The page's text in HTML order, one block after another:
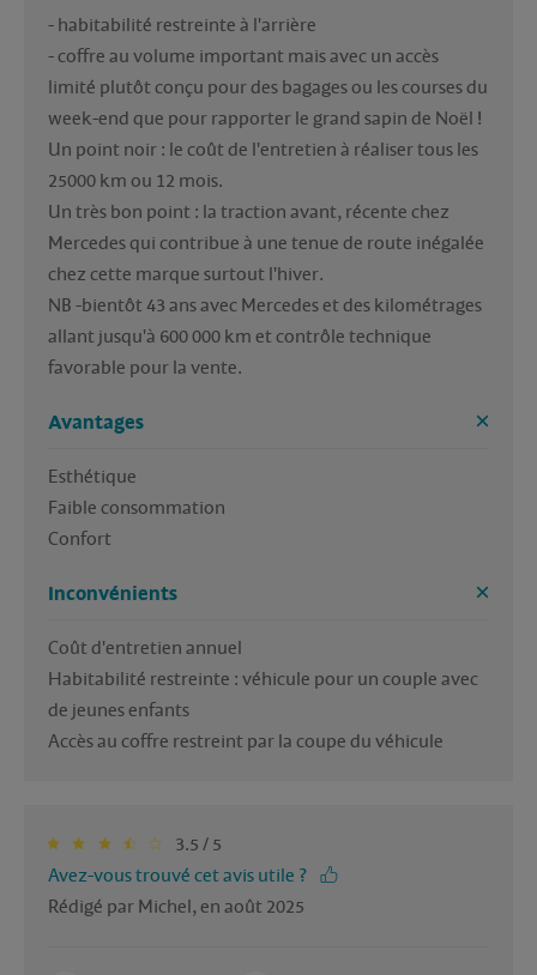
- habitabilité restreinte à l'arrière
- coffre au volume important mais avec un accès
limité plutôt conçu pour des bagages ou les courses du
week-end que pour rapporter le grand sapin de Noël !
Un point noir : le coût de l'entretien à réaliser tous les
25000 km ou 12 mois.
Un très bon point : la traction avant, récente chez
Mercedes qui contribue à une tenue de route inégalée
chez cette marque surtout l'hiver.
NB -bientôt 43 ans avec Mercedes et des kilométrages
allant jusqu'à 600 000 km et contrôle technique
favorable pour la vente.
Avantages
Esthétique
Faible consommation
Confort
Inconvénients
Coût d'entretien annuel
Habitabilité restreinte : véhicule pour un couple avec
de jeunes enfants
Accès au coffre restreint par la coupe du véhicule
3.5 / 5
Avez-vous trouvé cet avis utile ?
Rédigé par Michel, en août 2025